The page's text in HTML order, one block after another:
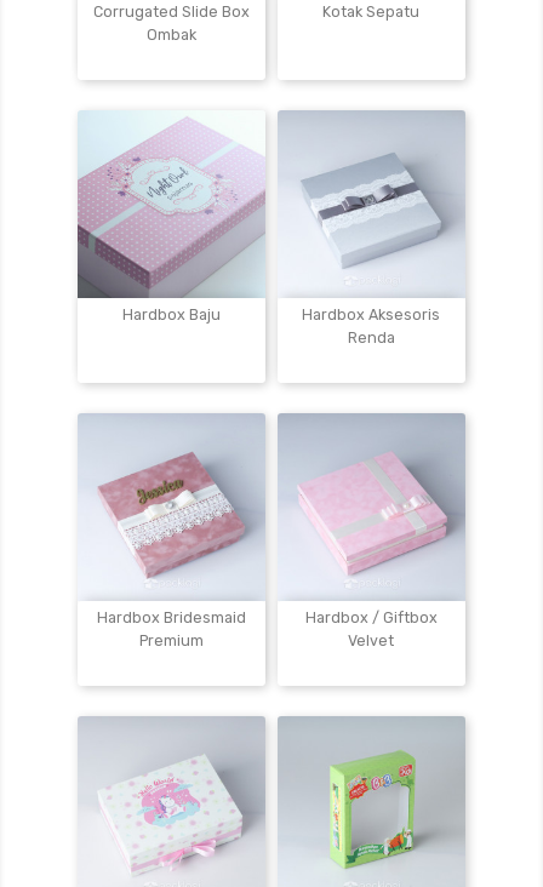
Corrugated Slide Box
Ombak
Kotak Sepatu
Hardbox Baju
Hardbox Aksesoris
Renda
Hardbox Bridesmaid
Premium
Hardbox / Giftbox
Velvet